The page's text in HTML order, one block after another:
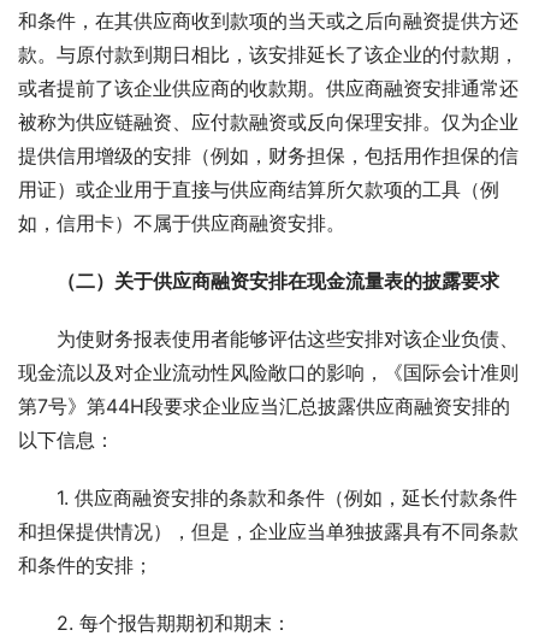
和条件，在其供应商收到款项的当天或之后向融资提供方还
款。与原付款到期日相比，该安排延长了该企业的付款期，
或者提前了该企业供应商的收款期。供应商融资安排通常还
被称为供应链融资、应付款融资或反向保理安排。仅为企业
提供信用增级的安排（例如，财务担保，包括用作担保的信
用证）或企业用于直接与供应商结算所欠款项的工具（例
如，信用卡）不属于供应商融资安排。
（二）关于供应商融资安排在现金流量表的披露要求
为使财务报表使用者能够评估这些安排对该企业负债、
现金流以及对企业流动性风险敞口的影响，《国际会计准则
第7号》第44H段要求企业应当汇总披露供应商融资安排的
以下信息：
1. 供应商融资安排的条款和条件（例如，延长付款条件
和担保提供情况），但是，企业应当单独披露具有不同条款
和条件的安排；
2. 每个报告期期初和期末：